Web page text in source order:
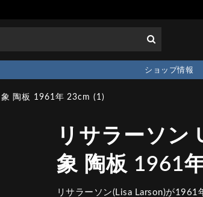
ショップ情報
陶板 1961年 23cm (1)
リサラーソン
象 陶板 1961
リサラーソン(Lisa Larson)が